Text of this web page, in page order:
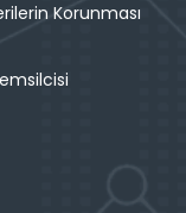
Korunması